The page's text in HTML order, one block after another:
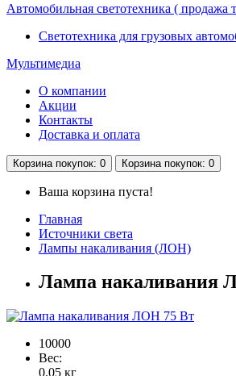
Автомобильная светотехника (
Светотехника для грузовых
Мультимедиа
О компании
Акции
Контакты
Доставка и оплата
Корзина покупок: 0 Корзина покупок: 0
Ваша корзина пуста!
Главная
Источники света
Лампы накаливания (ЛОН)
Лампа накаливания
10000
Вес:
0.05 кг